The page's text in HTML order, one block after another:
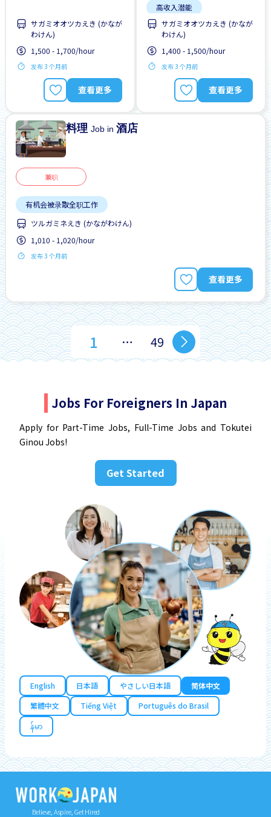
サガミオオツカえき (かなが
わけん)
1,500 - 1,700/hour
发布 3 个月前
查看更多
高收入潜能
サガミオオツカえき (かなが
わけん)
1,400 - 1,500/hour
发布 3 个月前
查看更多
料理Job in酒店
兼职
有机会被录取全职工作
ツルガミネえき (かながわけん)
1,010 - 1,020/hour
发布 3 个月前
查看更多
1 … 49
Jobs For Foreigners In Japan
Apply for Part-Time Jobs, Full-Time Jobs and Tokutei
Ginou Jobs!
Get Started
English 日本語 やさしい日本語
简体中文
繁體中文
Tiếng Việt
Português do Brasil
န်မာ
Believe, Aspire, Get Hired